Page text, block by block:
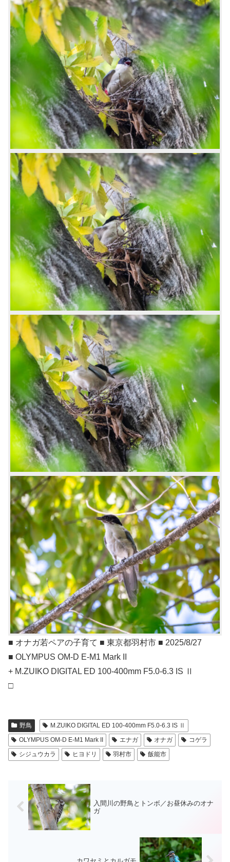
■ オナガ若ペアの子育て ■ 東京都羽村市 ■ 2025/8/27
■ OLYMPUS OM-D E-M1 Mark II
+ M.ZUIKO DIGITAL ED 100-400mm F5.0-6.3 IS Ⅱ
□
野鳥
M.ZUIKO DIGITAL ED 100-400mm F5.0-6.3 IS Ⅱ
OLYMPUS OM-D E-M1 Mark II
エナガ オナガ
コゲラ
シジュウカラ
ヒヨドリ 羽村市 飯能市
入間川の野鳥とトンボ／お昼休みのオナ
ガ